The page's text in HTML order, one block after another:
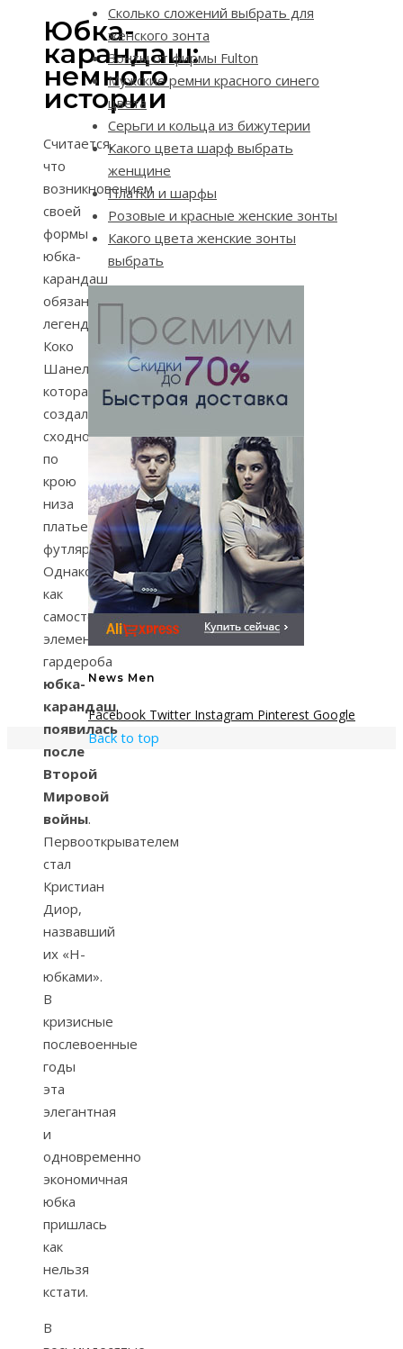
Юбка-
карандаш:
немного
истории
Считается,
что
возникновением
своей
формы
юбка-
карандаш
обязана
легендарной
Коко
Шанель,
которая
создала
сходное
по
крою
низа
платье-
футляр.
Однако
как
самостоятельный
элемент
гардероба
юбка-
карандаш
появилась
после
Второй
Мировой
войны.
Первооткрывателем
стал
Кристиан
Диор,
назвавший
их «H-
юбками».
В
кризисные
послевоенные
годы
эта
элегантная
и
одновременно
экономичная
юбка
пришлась
как
нельзя
кстати.
В
Сколько сложений выбрать для
женского зонта
Зонты от фирмы Fulton
Мужские ремни красного синего
цвета
Серьги и кольца из бижутерии
Какого цвета шарф выбрать
женщине
Платки и шарфы
Розовые и красные женские зонты
Какого цвета женские зонты
выбрать
News Men
Facebook Twitter Instagram Pinterest Google
Back to top